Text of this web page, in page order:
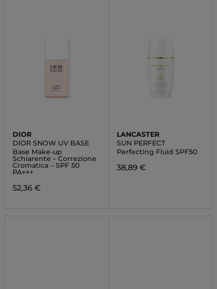
DIOR
DIOR SNOW UV BASE
Base Make-up
Schiarente – Correzione
Cromatica – SPF 50
PA+++
52,36 €
LANCASTER
SUN PERFECT
Perfecting Fluid SPF50
38,89 €